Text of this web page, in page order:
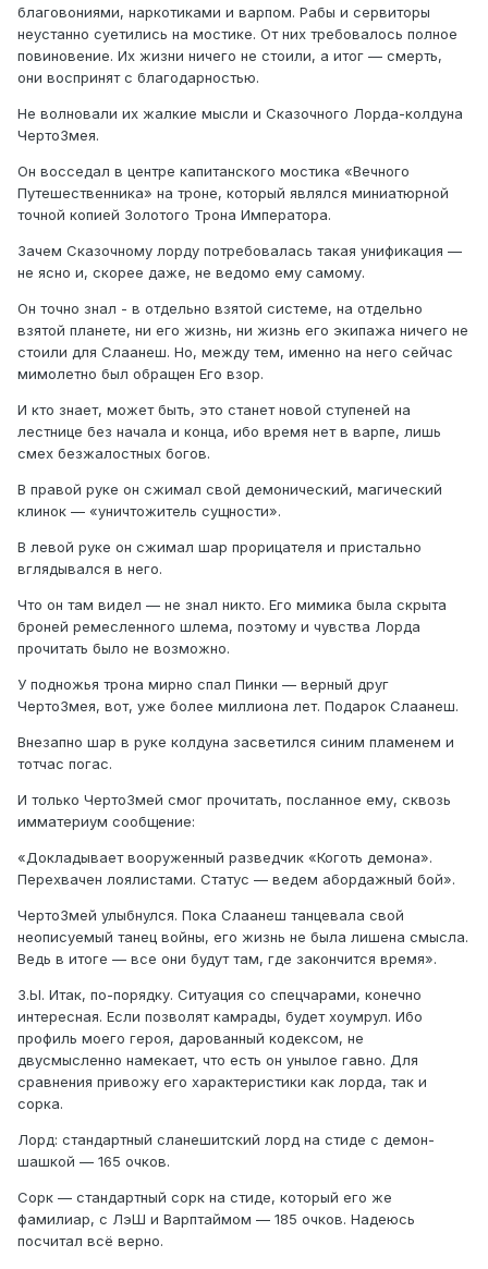
благовониями, наркотиками и варпом. Рабы и сервиторы
неустанно суетились на мостике. От них требовалось полное
повиновение. Их жизни ничего не стоили, а итог — смерть,
они воспринят с благодарностью.
Не волновали их жалкие мысли и Сказочного Лорда-колдуна
ЧертоЗмея.
Он восседал в центре капитанского мостика «Вечного
Путешественника» на троне, который являлся миниатюрной
точной копией Золотого Трона Императора.
Зачем Сказочному лорду потребовалась такая унификация —
не ясно и, скорее даже, не ведомо ему самому.
Он точно знал - в отдельно взятой системе, на отдельно
взятой планете, ни его жизнь, ни жизнь его экипажа ничего не
стоили для Слаанеш. Но, между тем, именно на него сейчас
мимолетно был обращен Его взор.
И кто знает, может быть, это станет новой ступеней на
лестнице без начала и конца, ибо время нет в варпе, лишь
смех безжалостных богов.
В правой руке он сжимал свой демонический, магический
клинок — «уничтожитель сущности».
В левой руке он сжимал шар прорицателя и пристально
вглядывался в него.
Что он там видел — не знал никто. Его мимика была скрыта
броней ремесленного шлема, поэтому и чувства Лорда
прочитать было не возможно.
У подножья трона мирно спал Пинки — верный друг
ЧертоЗмея, вот, уже более миллиона лет. Подарок Слаанеш.
Внезапно шар в руке колдуна засветился синим пламенем и
тотчас погас.
И только ЧертоЗмей смог прочитать, посланное ему, сквозь
имматериум сообщение:
«Докладывает вооруженный разведчик «Коготь демона».
Перехвачен лоялистами. Статус — ведем абордажный бой».
ЧертоЗмей улыбнулся. Пока Слаанеш танцевала свой
неописуемый танец войны, его жизнь не была лишена смысла.
Ведь в итоге — все они будут там, где закончится время».
З.Ы. Итак, по-порядку. Ситуация со спецчарами, конечно
интересная. Если позволят камрады, будет хоумрул. Ибо
профиль моего героя, дарованный кодексом, не
двусмысленно намекает, что есть он унылое гавно. Для
сравнения привожу его характеристики как лорда, так и
сорка.
Лорд: стандартный сланешитский лорд на стиде с демон-
шашкой — 165 очков.
Сорк — стандартный сорк на стиде, который его же
фамилиар, с ЛэШ и Варптаймом — 185 очков. Надеюсь
посчитал всё верно.